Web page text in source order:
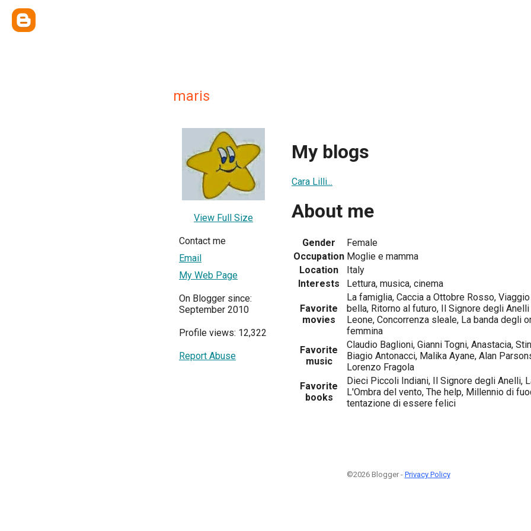
maris
View Full Size
Contact me
Email
My Web Page
On Blogger since:
September 2010
Profile views: 12,322
Report Abuse
My blogs
Cara Lilli...
About me
Gender
Female
Occupation Moglie e mamma
Location
Italy
Interests
Lettura, musica, cinema
Favorite
movies
La famiglia, Caccia a Ottobre Rosso,
bella, Ritorno al futuro, Il Signore degli
Leone, Concorrenza sleale, La banda degli
femmina
Favorite
music
Claudio Baglioni, Gianni Togni, Anastacia,
Biagio Antonacci, Malika Ayane, Alan
Lorenzo Fragola
Favorite
books
Dieci Piccoli Indiani, Il Signore degli Anelli,
L'Ombra del vento, The help, Millennio di
tentazione di essere felici
©2026 Blogger - Privacy Policy